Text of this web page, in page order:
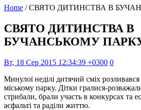
Home / СВЯТО ДИТИНСТВА В
СВЯТО ДИТИНСТВА В
БУЧАНСЬКОМУ
Вт, 18 Сер 2015 12:34:39 +0300 0
Минулої неділі дитячий сміх
міському парку. Дітки гралися-
стрибали, брали участь в конкурсах та
асфальті та раділи життю.